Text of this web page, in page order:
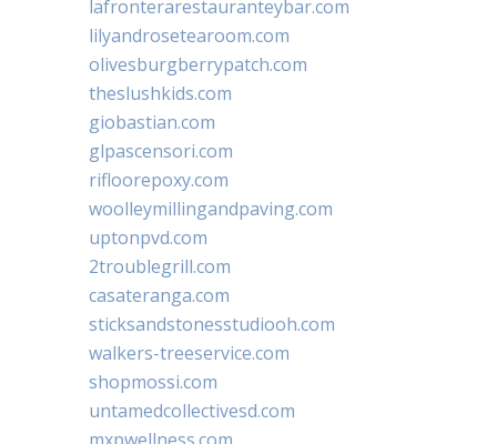
lafronterarestauranteybar.com
lilyandrosetearoom.com
olivesburgberrypatch.com
theslushkids.com
giobastian.com
glpascensori.com
rifloorepoxy.com
woolleymillingandpaving.com
uptonpvd.com
2troublegrill.com
casateranga.com
sticksandstonesstudiooh.com
walkers-treeservice.com
shopmossi.com
untamedcollectivesd.com